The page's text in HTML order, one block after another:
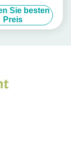
Kampieren
ein
Sie besten
Preis